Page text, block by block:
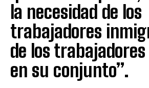
la necesidad de los
trabajadores
de los
en su conjunto”.